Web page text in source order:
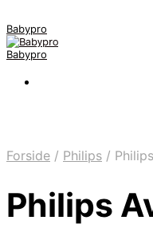
Babypro
Babypro
Forside / Philips /
Philips